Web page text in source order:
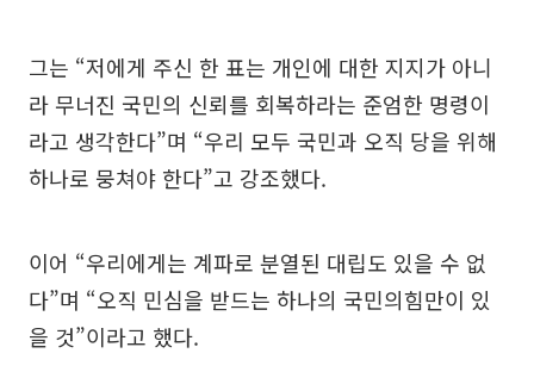
그는 “저에게 주신 한 표는 개인에 대한 지지가 아니
라 무너진 국민의 신뢰를 회복하라는 준엄한 명령이
라고 생각한다”며 “우리 모두 국민과 오직 당을 위해
하나로 뭉쳐야 한다”고 강조했다.
이어 “우리에게는 계파로 분열된 대립도 있을 수 없
다”며 “오직 민심을 받드는 하나의 국민의힘만이 있
을 것”이라고 했다.